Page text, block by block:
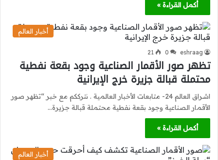
أكمل القراءة »
أخبار العالم
eshraag
0
21
تظهر صور الأقمار الصناعية وجود بقعة نفطية
محتملة قبالة جزيرة خرج الإيرانية
اشراق العالم 24- متابعات الأخبار العالمية . نترككم مع خبر “تظهر صور
الأقمار الصناعية وجود بقعة نفطية محتملة قبالة جزيرة…
أكمل القراءة »
أخبار العالم